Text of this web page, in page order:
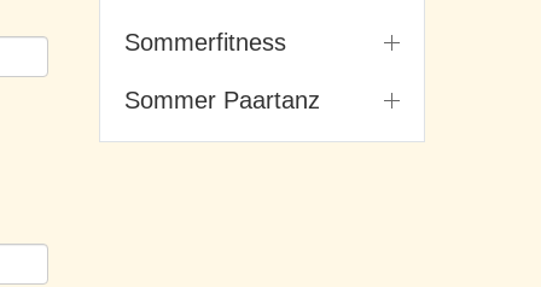
Sommerfitness
Sommer Paartanz